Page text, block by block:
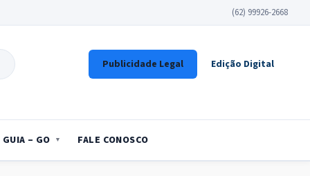
(62) 99926-2668
Publicidade Legal Edição Digital
GUIA – GO FALE CONOSCO